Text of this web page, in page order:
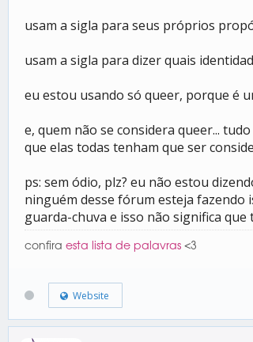
usam a sigla para seus próprios
usam a sigla para dizer quais
eu estou usando só queer, porque é
e, quem não se considera queer...
que elas todas tenham que ser
ps: sem ódio, plz? eu não estou
ninguém desse fórum esteja fazendo
guarda-chuva e isso não significa que
confira esta lista de palavras <3
Website